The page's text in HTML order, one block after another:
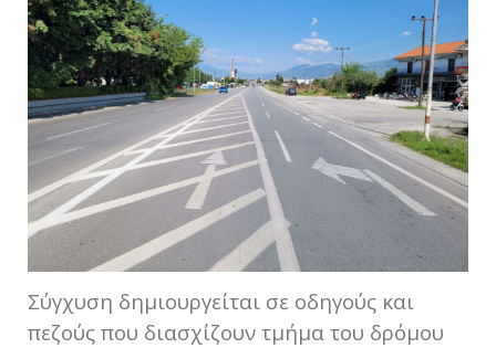
Σύγχυση δημιουργείται σε οδηγούς και
πεζούς που διασχίζουν τμήμα του δρόμου